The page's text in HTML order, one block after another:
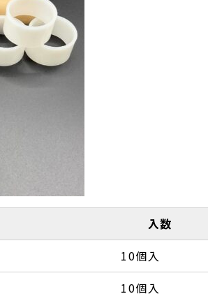
入数
10個入
10個入